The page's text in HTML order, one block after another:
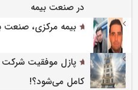
در صنعت بیمه
بیمه مرکزی، صنعت
کامل می‌شود؟!